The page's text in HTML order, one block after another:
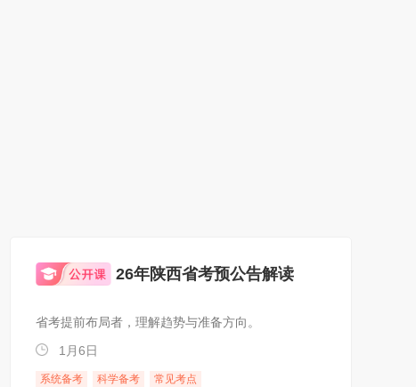
26年陕西省考预公告解读
省考提前布局者，理解趋势与准备方向。
1月6日
系统备考 科学备考 常见考点